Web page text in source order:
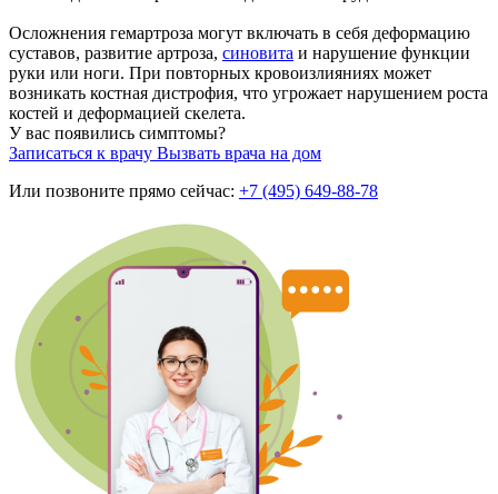
Осложнения гемартроза могут включать в себя деформацию
суставов, развитие артроза, синовита и нарушение функции
руки или ноги. При повторных кровоизлияниях может
возникать костная дистрофия, что угрожает нарушением роста
костей и деформацией скелета.
У вас появились симптомы?
Записаться к врачу Вызвать врача на дом
Или позвоните прямо сейчас: +7 (495) 649-88-78